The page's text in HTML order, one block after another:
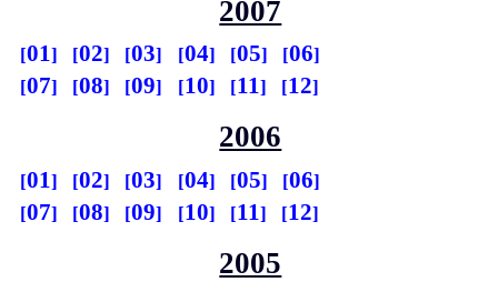
2007
01 02 03 04 05
06
07
08 09 10 11 12
2006
01 02 03 04 05
06
07
08 09 10 11 12
2005